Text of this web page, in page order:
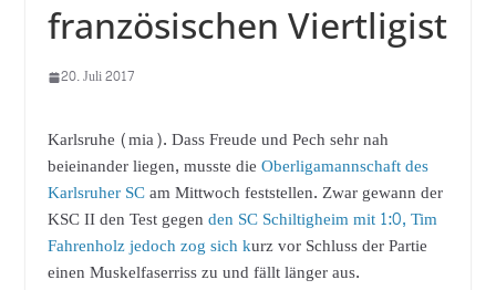
französischen Viertligist
20. Juli 2017
Karlsruhe (mia). Dass Freude und Pech sehr nah
beieinander liegen, musste dieOberligamannschaft des
Karlsruher SCam Mittwoch feststellen. Zwar gewann der
KSC II den Test gegenden SC Schiltigheim mit 1:0, Tim
Fahrenholz jedoch zog sich kurz vor Schluss der Partie
einen Muskelfaserriss zu und fällt länger aus.